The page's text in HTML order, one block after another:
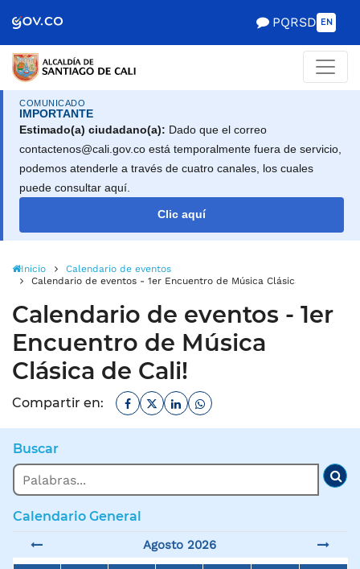
de Santiago
PQRSD EN
COMUNICADO
IMPORTANTE
Estimado(a) ciudadano(a): Dado que el correo
contactenos@cali.gov.co está temporalmente fuera de servicio,
podemos atenderle a través de cuatro canales, los cuales
puede consultar aquí.
Clic aquí
Inicio
Calendario de eventos
Calendario de eventos - 1er Encuentro de Música Clásica de Cali!
Calendario de eventos - 1er
Encuentro de Música
Clásica de Cali!
Compartir en: Facebook
TwitterLinkedinWhatsapp
Buscar
Buscar
Calendario General
Agosto 2026